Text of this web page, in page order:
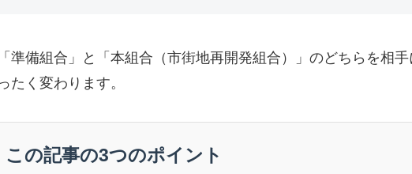
準備組合」と「本組合（市街地再開発組合）」のどちらを相手
たく変わります。
この記事の3つのポイント